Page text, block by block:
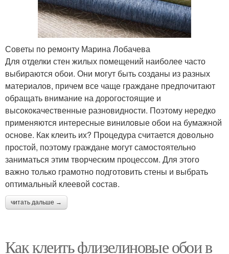
Советы по ремонту Марина Лобачева
Для отделки стен жилых помещений наиболее часто
выбираются обои. Они могут быть созданы из разных
материалов, причем все чаще граждане предпочитают
обращать внимание на дорогостоящие и
высококачественные разновидности. Поэтому нередко
применяются интересные виниловые обои на бумажной
основе. Как клеить их? Процедура считается довольно
простой, поэтому граждане могут самостоятельно
заниматься этим творческим процессом. Для этого
важно только грамотно подготовить стены и выбрать
оптимальный клеевой состав.
читать дальше →
Как клеить флизелиновые обои в